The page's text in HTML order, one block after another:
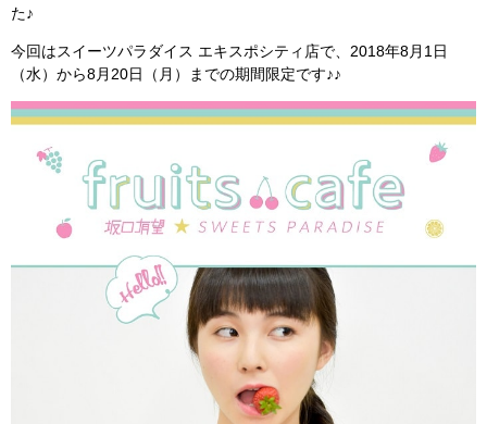
た♪
今回はスイーツパラダイス エキスポシティ店で、2018年8月1日
（水）から8月20日（月）までの期間限定です♪♪